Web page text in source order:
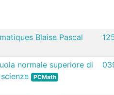
Blaise Pascal
normale superiore di
PCMath